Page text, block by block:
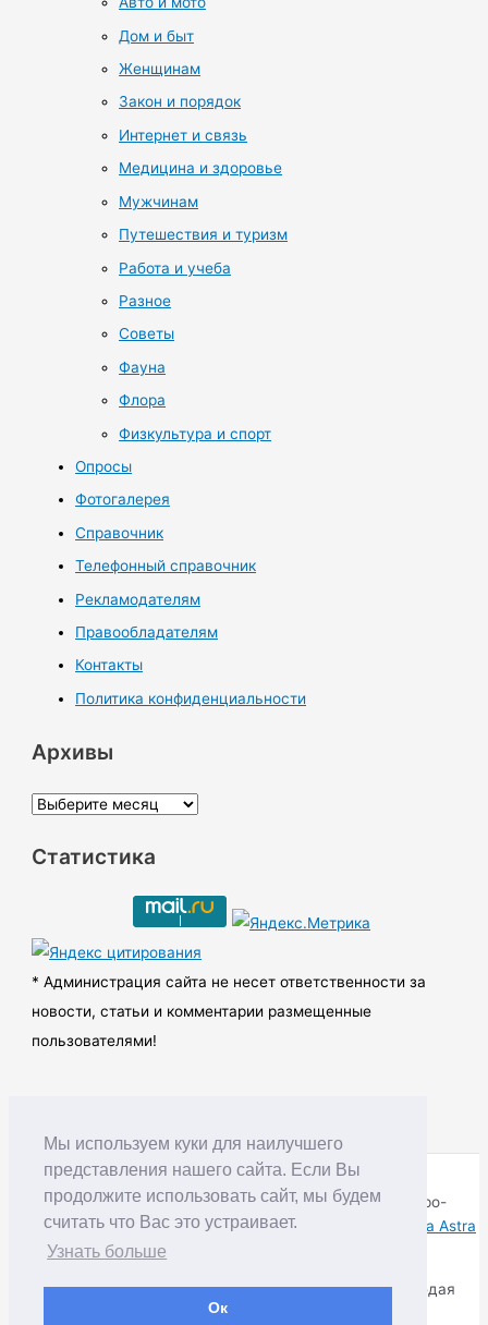
Мы используем куки для наилучшего
представления нашего сайта. Если Вы
продолжите использовать сайт, мы будем
считать что Вас это устраивает.
Узнать больше
Ок
Дом и быт
Женщинам
Закон и порядок
Интернет и связь
Медицина и здоровье
Мужчинам
Путешествия и туризм
Работа и учеба
Разное
Советы
Фауна
Флора
Физкультура и спорт
Опросы
Фотогалерея
Справочник
Телефонный справочник
Рекламодателям
Правообладателям
Контакты
Политика конфиденциальности
Архивы
А
х
ы
Статистика
* Администрация сайта не несет ответственности за
новости, статьи и комментарии размещенные
пользователями!
Copyright © RUDNIK.MOBI 28.06.2008 - 2026 | Северо-
Енисейский округ Красноярского края | Powered by
Тема Astra
Копирование материалов разрешается только соблюдая
Правила